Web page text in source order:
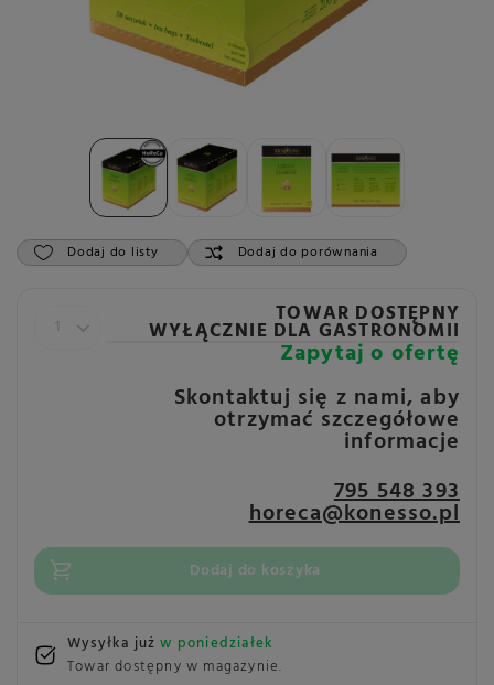
Dodaj do listy Dodaj do porównania
TOWAR DOSTĘPNY
WYŁĄCZNIE DLA GASTRONOMII
Zapytaj o ofertę
Skontaktuj się z nami, aby
otrzymać szczegółowe
informacje
795 548 393
horeca@konesso.pl
Dodaj do koszyka
Wysyłka jużw poniedziałek
Towar dostępny w magazynie